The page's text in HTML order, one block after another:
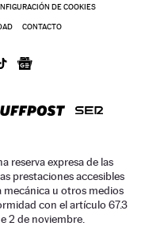
DE COOKIES
CONTACTO
reserva expresa de las
prestaciones accesibles
mecánica u otros medios
con el artículo 67.3
2 de noviembre.